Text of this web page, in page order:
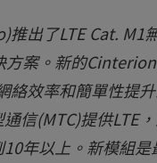
推出了LTE Cat. M1
方案。新的
絡效率和簡單性提
信(MTC)提供LTE
年以上。新模組